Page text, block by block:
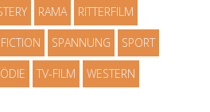
RAMA RITTERFILM
SPANNUNG SPORT
TV-FILM WESTERN